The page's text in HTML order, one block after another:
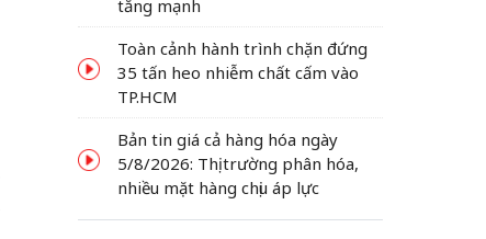
tăng mạnh
Toàn cảnh hành trình chặn đứng
35 tấn heo nhiễm chất cấm vào
TP.HCM
Bản tin giá cả hàng hóa ngày
5/8/2026: Thị trường phân hóa,
nhiều mặt hàng chịu áp lực